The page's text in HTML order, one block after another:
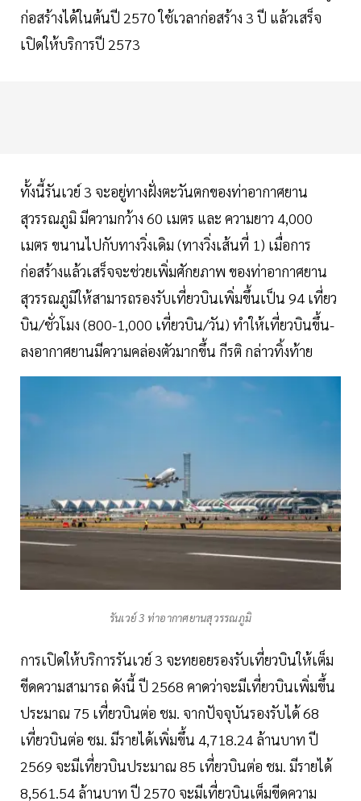
ก่อสร้างได้ในต้นปี 2570 ใช้เวลาก่อสร้าง 3 ปี แล้วเสร็จ
เปิดให้บริการปี 2573
ทั้งนี้รันเวย์ 3 จะอยู่ทางฝั่งตะวันตกของท่าอากาศยาน
สุวรรณภูมิ มีความกว้าง 60 เมตร และ ความยาว 4,000
เมตร ขนานไปกับทางวิ่งเดิม (ทางวิ่งเส้นที่ 1) เมื่อการ
ก่อสร้างแล้วเสร็จจะช่วยเพิ่มศักยภาพ ของท่าอากาศยาน
สุวรรณภูมิให้สามารถรองรับเที่ยวบินเพิ่มขึ้นเป็น 94 เที่ยว
บิน/ชั่วโมง (800-1,000 เที่ยวบิน/วัน) ทำให้เที่ยวบินขึ้น-
ลงอากาศยานมีความคล่องตัวมากขึ้น กีรติ กล่าวทิ้งท้าย
รันเวย์ 3 ท่าอากาศยานสุวรรณภูมิ
การเปิดให้บริการรันเวย์ 3 จะทยอยรองรับเที่ยวบินให้เต็ม
ขีดความสามารถ ดังนี้ ปี 2568 คาดว่าจะมีเที่ยวบินเพิ่มขึ้น
ประมาณ 75 เที่ยวบินต่อ ชม. จากปัจจุบันรองรับได้ 68
เที่ยวบินต่อ ชม. มีรายได้เพิ่มขึ้น 4,718.24 ล้านบาท ปี
2569 จะมีเที่ยวบินประมาณ 85 เที่ยวบินต่อ ชม. มีรายได้
8,561.54 ล้านบาท ปี 2570 จะมีเที่ยวบินเต็มขีดความ